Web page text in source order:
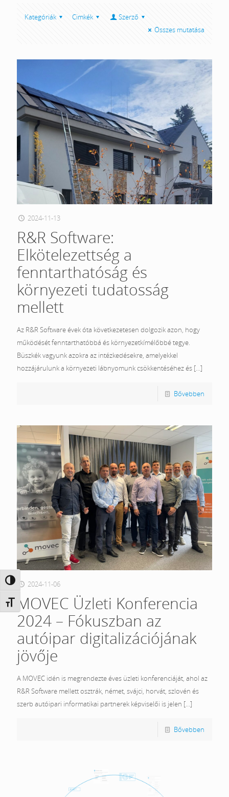
Nagy kontraszt váltása
Betűméret váltása
Kategóriák Cimkék
Szerző
Összes mutatása
2024-11-13
R&R Software:
Elkötelezettség a
fenntarthatóság és
környezeti tudatosság
mellett
Az R&R Software évek óta következetesen dolgozik azon, hogy
működését fenntarthatóbbá és környezetkímélőbbé tegye.
Büszkék vagyunk azokra az intézkedésekre, amelyekkel
hozzájárulunk a környezeti lábnyomunk csökkentéséhez és […]
Bővebben
2024-11-06
MOVEC Üzleti Konferencia
2024 – Fókuszban az
autóipar digitalizációjának
jövője
A MOVEC idén is megrendezte éves üzleti konferenciáját, ahol az
R&R Software mellett osztrák, német, svájci, horvát, szlovén és
szerb autóipari informatikai partnerek képviselői is jelen […]
Bővebben